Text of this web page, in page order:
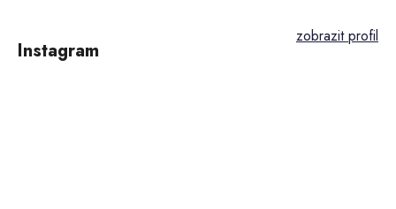
Instagram